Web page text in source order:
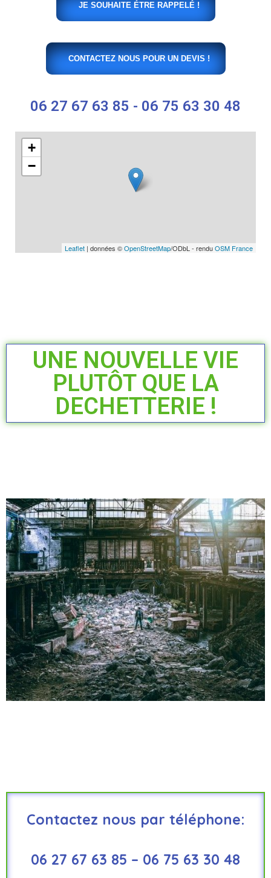
JE SOUHAITE ÉTRE RAPPELÉ !
CONTACTEZ NOUS POUR UN DEVIS !
06 27 67 63 85 - 06 75 63 30 48
+
−
Leaflet | données ©OpenStreetMap/ODbL - renduOSM France
UNE NOUVELLE VIE
PLUTÔT QUE LA
DECHETTERIE !
Contactez nous par téléphone:
06 27 67 63 85 – 06 75 63 30 48